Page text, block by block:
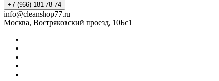
+7 (966) 181-78-74
info@cleanshop77.ru
Москва, Востряковский проезд, 10Бс1